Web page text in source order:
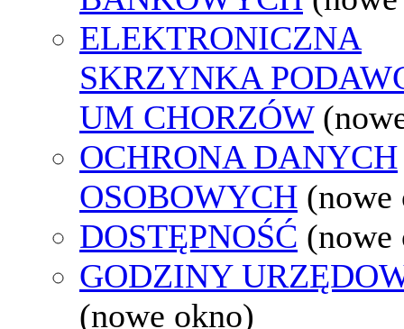
ELEKTRONICZNA
SKRZYNKA
UM CHORZÓW
OCHRONA DANYCH
OSOBOWYCH (nowe
DOSTĘPNOŚĆ (nowe
GODZINY
(nowe okno)